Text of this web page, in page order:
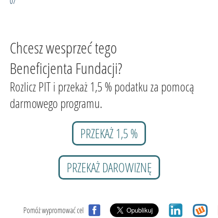
Chcesz wesprzeć tego
Beneficjenta Fundacji?
Rozlicz PIT i przekaż 1,5 % podatku za pomocą
darmowego programu.
PRZEKAŻ 1,5 %
PRZEKAŻ DAROWIZNĘ
Pomóż wypromować cel